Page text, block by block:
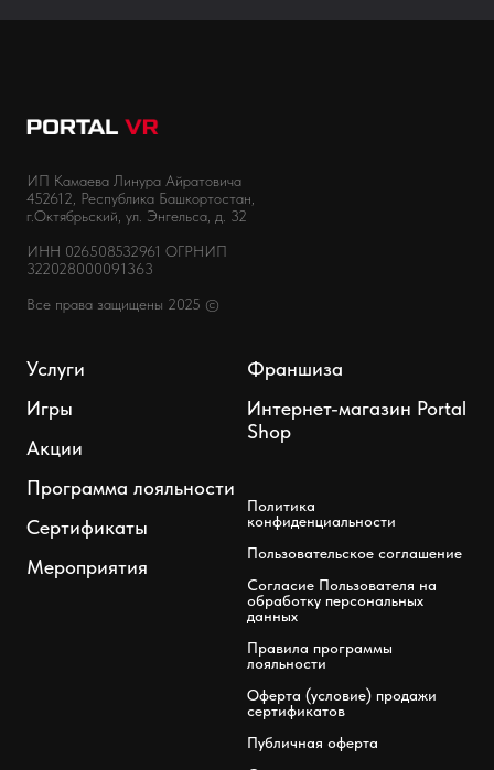
ИП Камаева Линура Айратовича
452612, Республика Башкортостан,
г.Октябрьский, ул. Энгельса, д. 32
ИНН 026508532961 ОГРНИП
322028000091363
Все права защищены 2025 ©
Услуги
Игры
Акции
Программа лояльности
Сертификаты
Мероприятия
Франшиза
Интернет-магазин Portal
Shop
Политика
конфиденциальности
Пользовательское соглашение
Согласие Пользователя на
обработку персональных
данных
Правила программы
лояльности
Оферта (условие) продажи
сертификатов
Публичная оферта